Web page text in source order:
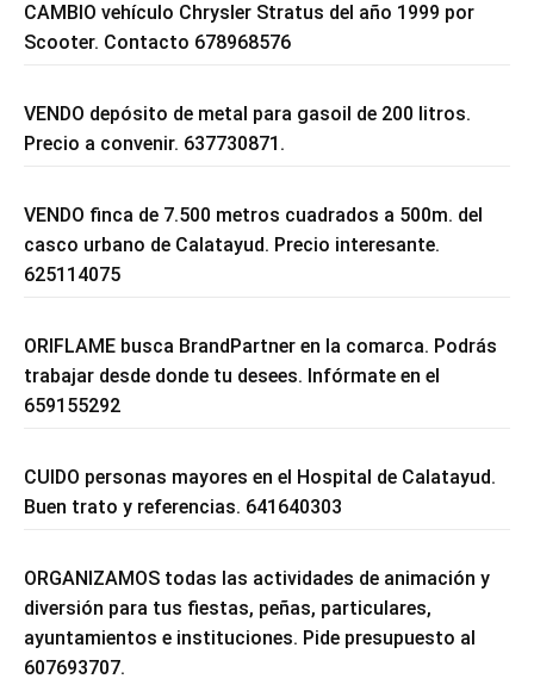
CAMBIO vehículo Chrysler Stratus del año 1999 por
Scooter. Contacto 678968576
VENDO depósito de metal para gasoil de 200 litros.
Precio a convenir. 637730871.
VENDO finca de 7.500 metros cuadrados a 500m. del
casco urbano de Calatayud. Precio interesante.
625114075
ORIFLAME busca BrandPartner en la comarca. Podrás
trabajar desde donde tu desees. Infórmate en el
659155292
CUIDO personas mayores en el Hospital de Calatayud.
Buen trato y referencias. 641640303
ORGANIZAMOS todas las actividades de animación y
diversión para tus fiestas, peñas, particulares,
ayuntamientos e instituciones. Pide presupuesto al
607693707.